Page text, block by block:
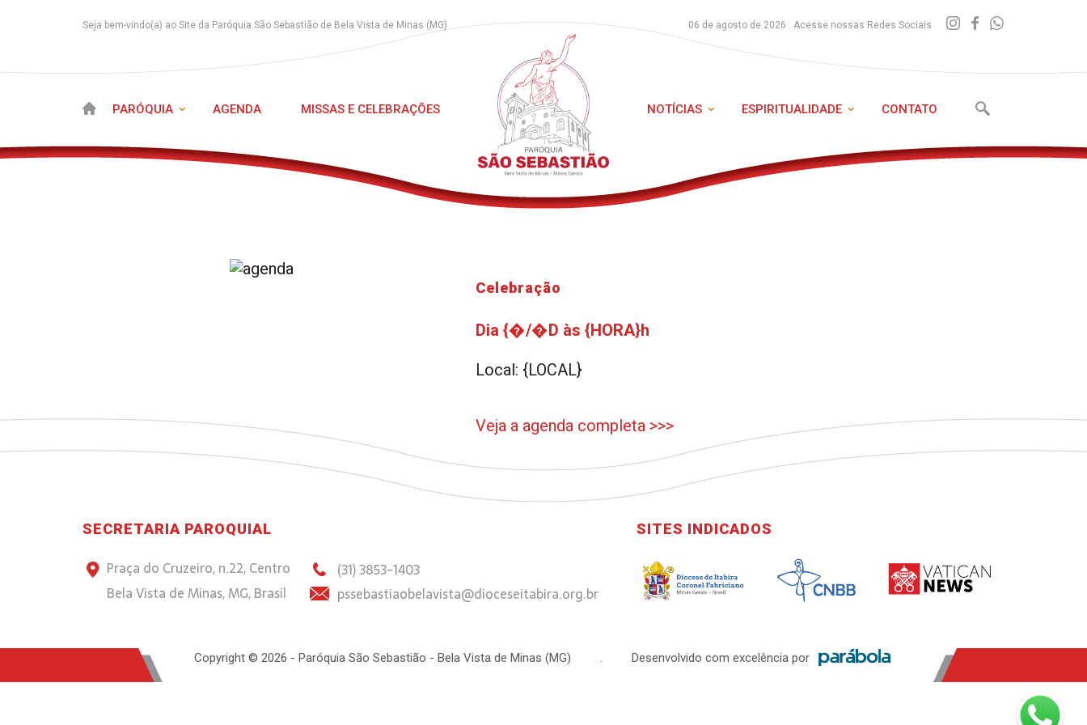
Seja bem-vindo(a) ao Site da Paróquia São Sebastião de Bela Vista de Minas (MG) 06 de agosto de 2026 . Acesse nossas Redes Sociais
PARÓQUIA AGENDA MISSAS E CELEBRAÇÕES NOTÍCIAS ESPIRITUALIDADE CONTATO
Celebração
Dia {�/�D às {HORA}h
Local: {LOCAL}
Veja a agenda completa >>>
SECRETARIA PAROQUIAL
Praça do Cruzeiro, n.22, Centro
Bela Vista de Minas, MG, Brasil
(31) 3853-1403
pssebastiaobelavista@dioceseitabira.org.br
SITES INDICADOS
Copyright © 2026 - Paróquia São Sebastião - Bela Vista de Minas (MG) . Desenvolvido com excelência por